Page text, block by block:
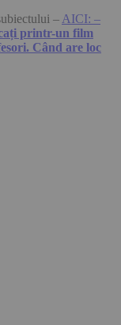
– AICI: –
printr-un film
Când are loc